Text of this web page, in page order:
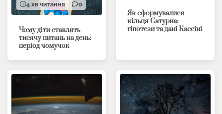
4 хв читання 0
Чому діти ставлять
тисячу питань на день:
період чомучок
Як сформувалися
кільця Сатурна:
гіпотези та дані Кассіні